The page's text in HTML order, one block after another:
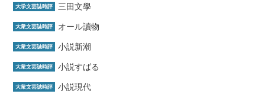
大学文芸誌時評 三田文學
大衆文芸誌時評 オール讀物
大衆文芸誌時評 小説新潮
大衆文芸誌時評 小説すばる
大衆文芸誌時評 小説現代